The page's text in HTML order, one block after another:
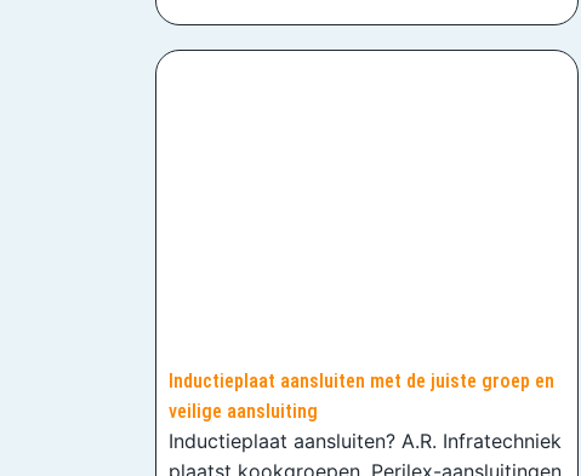
Inductieplaat aansluiten met de juiste groep en
veilige aansluiting
Inductieplaat aansluiten? A.R. Infratechniek